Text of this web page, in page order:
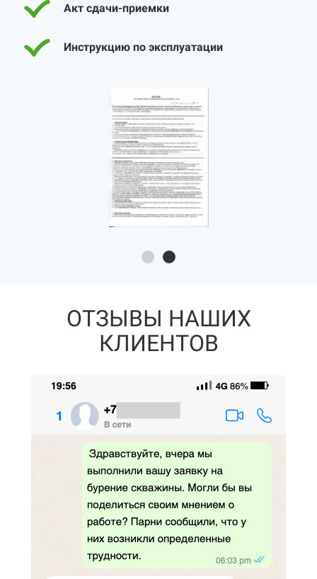
Акт сдачи-приемки
Инструкцию по эксплуатации
ОТЗЫВЫ НАШИХ
КЛИЕНТОВ